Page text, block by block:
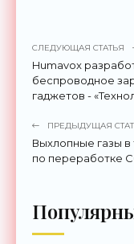
СЛЕДУЮЩАЯ СТАТЬЯ
Humavox
беспроводное
гаджетов -
ПРЕДЫДУЩАЯ
Выхлопные газы в
по переработке